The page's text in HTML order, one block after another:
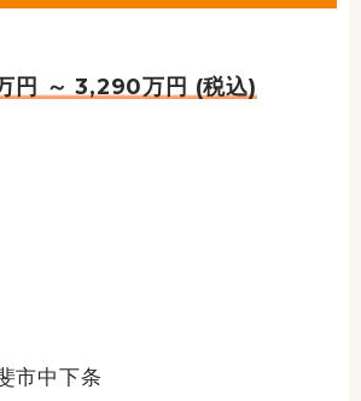
円 ～ 3,290万円 (税込)
市中下条